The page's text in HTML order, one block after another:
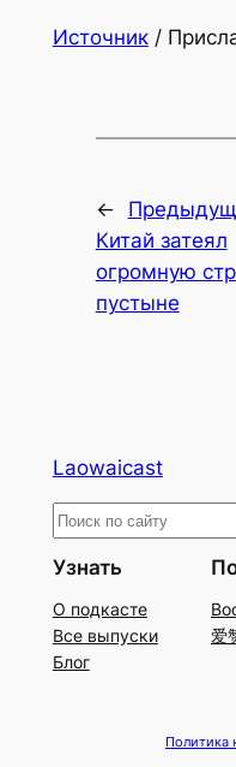
Источник/
←
Китай затеял
огромную
пустыне
Laowaicast
П
и
с
к
Узнать
О подкасте
Все выпуски
Блог
爱
Политика